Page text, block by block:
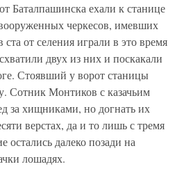
Баталпашинска ехали к станице
черкесов, имевших
от селения играли в это время
двух из них и поскакали
Стоявший у ворот станицы
Сотник Монтиков с казачьим
за хищниками, но догнать их
верстах, да и то лишь с тремя
остались далеко позади на
лошадях.